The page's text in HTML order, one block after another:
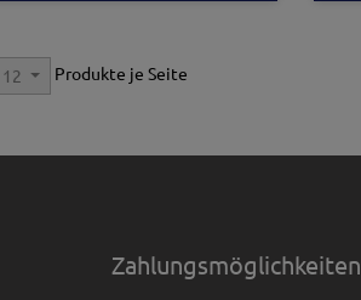
12 Produkte je Seite
Zahlungsmöglichkeiten